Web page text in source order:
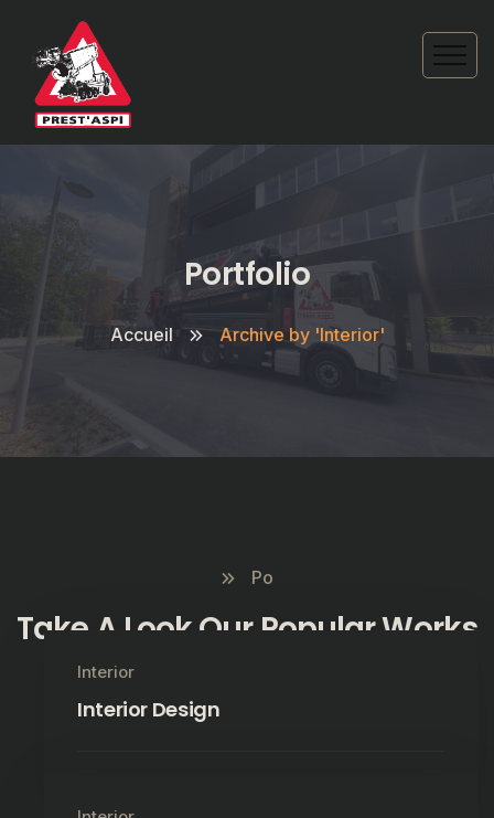
Portfolio
Accueil Archive by 'Interior'
Po
Take A Look Our Popular Works
Interior
Interior Design